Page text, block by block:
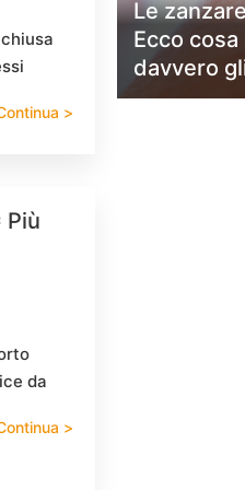
>
Più
da
>
Le
Ecco
davvero